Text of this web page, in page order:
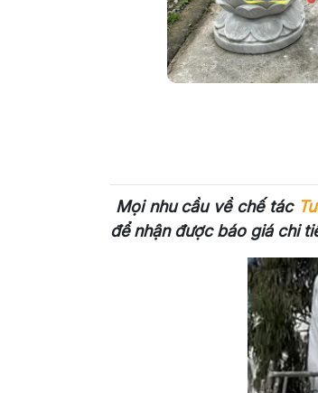
Mọi nhu cầu về chế tác
để nhận được báo giá chi